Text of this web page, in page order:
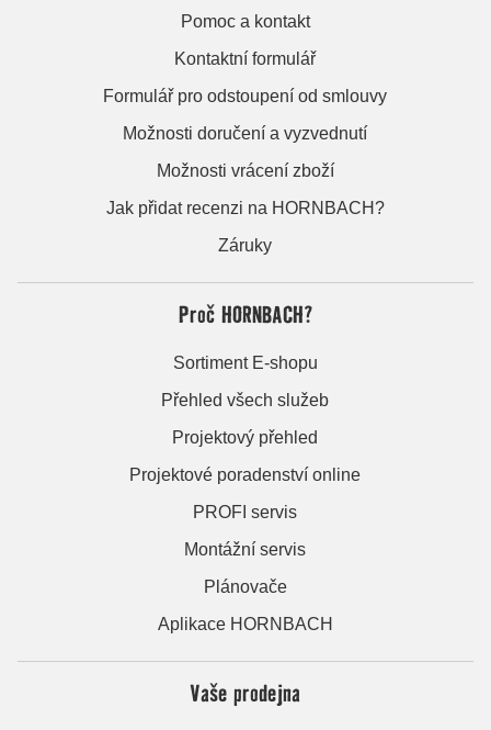
Pomoc a kontakt
Kontaktní formulář
Formulář pro odstoupení od smlouvy
Možnosti doručení a vyzvednutí
Možnosti vrácení zboží
Jak přidat recenzi na HORNBACH?
Záruky
Proč HORNBACH?
Sortiment E-shopu
Přehled všech služeb
Projektový přehled
Projektové poradenství online
PROFI servis
Montážní servis
Plánovače
Aplikace HORNBACH
Vaše prodejna